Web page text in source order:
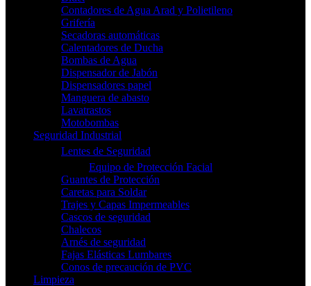
Contadores de Agua Arad y Polietileno
Grifería
Secadoras automáticas
Calentadores de Ducha
Bombas de Agua
Dispensador de Jabón
Dispensadores papel
Manguera de abasto
Lavatrastos
Motobombas
Seguridad Industrial
Lentes de Seguridad
Equipo de Protección Facial
Guantes de Protección
Caretas para Soldar
Trajes y Capas Impermeables
Cascos de seguridad
Chalecos
Arnés de seguridad
Fajas Elásticas Lumbares
Conos de precaución de PVC
Limpieza